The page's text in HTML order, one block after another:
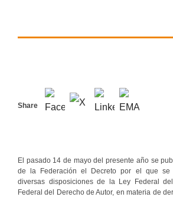
Share
El pasado 14 de mayo del presente año se
de la Federación el Decreto por el que se
diversas disposiciones de la Ley Federal
Federal del Derecho de Autor, en materia de